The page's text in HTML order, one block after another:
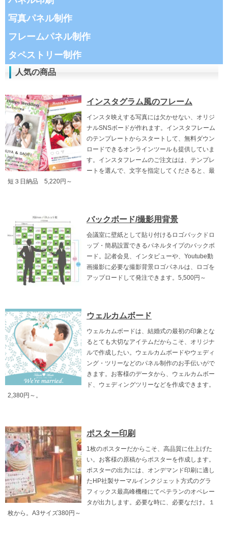
写真パネル制作
フレームパネル制作
タペストリー制作
人気の商品
インスタグラム風のフレーム
インスタ映えする写真には欠かせない、オリジ
ナルSNSボードが作れます。インスタフレーム
のテンプレートからスタートして、無料ダウン
ロードできるオンラインツールも提供していま
す。インスタフレームのご注文はは、テンプレ
ートを選んで、文字を指定してくださると、最
短３日納品 5,220円～
バックボード/撮影用背景
会議室に壁紙として貼り付けるロゴバックドロ
ップ・簡易設置できるパネルタイプのバックボ
ード。記者会見、インタビューや、Youtube動
画撮影に必要な撮影背景ロゴパネルは、ロゴを
アップロードして発注できます。5,500円～
ウェルカムボード
ウェルカムボードは、結婚式の最初の印象とな
るとても大切なアイテムだからこそ、オリジナ
ルで作成したい。ウェルカムボードやウェディ
ング・ツリーなどのパネル制作のお手伝いがで
きます。お客様のデータから、ウェルカムボー
ド、ウェディングツリーなどを作成できます。
2,380円～。
ポスター印刷
1枚のポスターだからこそ、高品質に仕上げた
い。お客様の原稿からポスターを作成します。
ポスターの出力には、オンデマンド印刷に適し
たHP社製サーマルインクジェット方式のグラ
フィックス最高峰機種にてベテランのオペレー
タが出力します。必要な時に、必要なだけ。１
枚から。A3サイズ380円～